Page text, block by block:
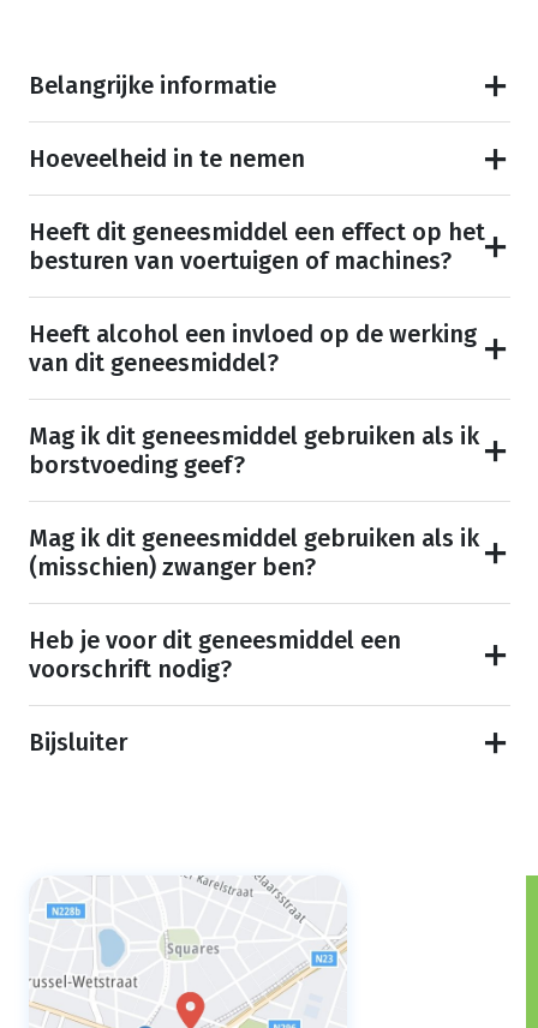
Belangrijke informatie
Hoeveelheid in te nemen
Heeft dit geneesmiddel een effect op het
besturen van voertuigen of machines?
Heeft alcohol een invloed op de werking
van dit geneesmiddel?
Mag ik dit geneesmiddel gebruiken als ik
borstvoeding geef?
Mag ik dit geneesmiddel gebruiken als ik
(misschien) zwanger ben?
Heb je voor dit geneesmiddel een
voorschrift nodig?
Bijsluiter